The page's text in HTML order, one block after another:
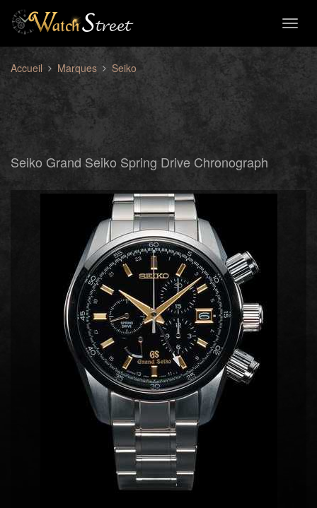
Accueil Marques Seiko
Seiko Grand Seiko Spring Drive Chronograph